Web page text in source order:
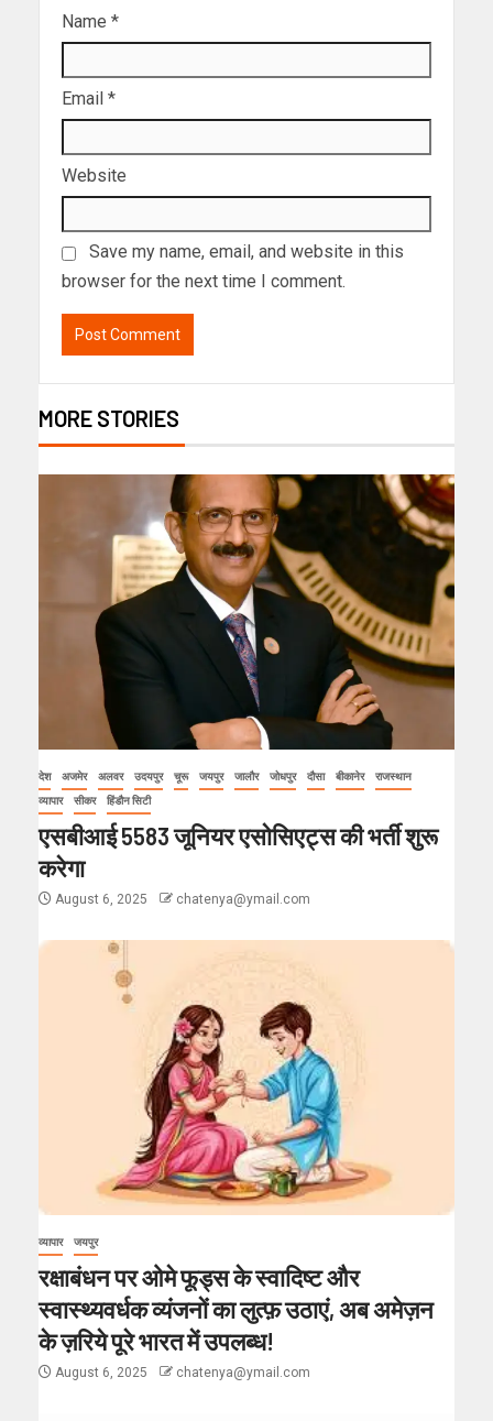
Name *
Email *
Website
Save my name, email, and website in this
browser for the next time I comment.
MORE STORIES
देश अजमेर अलवर उदयपुर चूरू जयपुर जालौर जोधपुर दौसा बीकानेर
राजस्थान
व्यापार
सीकर हिंडौन सिटी
एसबीआई 5583 जूनियर एसोसिएट्स की भर्ती शुरू
करेगा
August 6, 2025 chatenya@ymail.com
व्यापार जयपुर
रक्षाबंधन पर ओमे फूड्स के स्वादिष्ट और
स्वास्थ्यवर्धक व्यंजनों का लुत्फ़ उठाएं, अब अमेज़न
के ज़रिये पूरे भारत में उपलब्ध!
August 6, 2025 chatenya@ymail.com